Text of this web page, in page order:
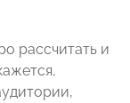
рассчитать и